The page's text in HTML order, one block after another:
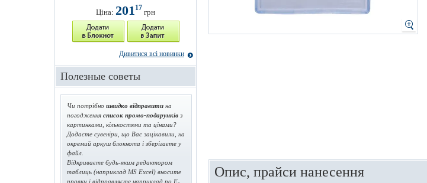
Опис, прайси нанесення
Ціна: 20117 грн
Дивитися всі новинки
Полезные советы
Чи потрібно швидко відправити на
погодження список промо-подарунків з
картинками, кількостями та цінами?
Додаєте сувеніри, що Вас зацікавили, на
окремий аркуш блокнота і зберігаєте у
файл.
Відкриваєте будь-яким редактором
таблиць (наприклад MS Excel) вносите
правки і відправляєте наприклад по E-